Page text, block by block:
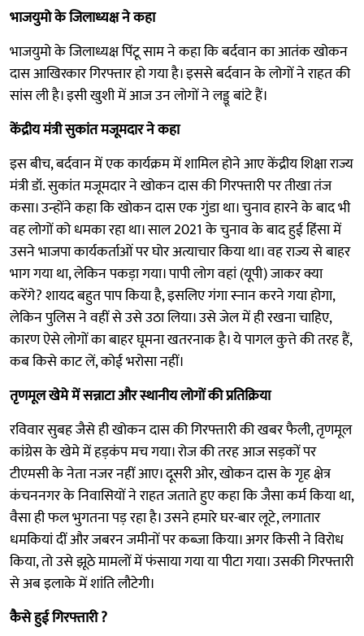
भाजयुमो के जिलाध्यक्ष ने कहा
भाजयुमो के जिलाध्यक्ष पिंटू साम ने कहा कि बर्दवान का आतंक खोकन
दास आखिरकार गिरफ्तार हो गया है। इससे बर्दवान के लोगों ने राहत की
सांस ली है। इसी खुशी में आज उन लोगों ने लड्डू बांटे हैं।
केंद्रीय मंत्री सुकांत मजूमदार ने कहा
इस बीच, बर्दवान में एक कार्यक्रम में शामिल होने आए केंद्रीय शिक्षा राज्य
मंत्री डॉ. सुकांत मजूमदार ने खोकन दास की गिरफ्तारी पर तीखा तंज
कसा। उन्होंने कहा कि खोकन दास एक गुंडा था। चुनाव हारने के बाद भी
वह लोगों को धमका रहा था। साल 2021 के चुनाव के बाद हुई हिंसा में
उसने भाजपा कार्यकर्ताओं पर घोर अत्याचार किया था। वह राज्य से बाहर
भाग गया था, लेकिन पकड़ा गया। पापी लोग वहां (यूपी) जाकर क्या
करेंगे? शायद बहुत पाप किया है, इसलिए गंगा स्नान करने गया होगा,
लेकिन पुलिस ने वहीं से उसे उठा लिया। उसे जेल में ही रखना चाहिए,
कारण ऐसे लोगों का बाहर घूमना खतरनाक है। ये पागल कुत्ते की तरह हैं,
कब किसे काट लें, कोई भरोसा नहीं।
तृणमूल खेमे में सन्नाटा और स्थानीय लोगों की प्रतिक्रिया
रविवार सुबह जैसे ही खोकन दास की गिरफ्तारी की खबर फैली, तृणमूल
कांग्रेस के खेमे में हड़कंप मच गया। रोज की तरह आज सड़कों पर
टीएमसी के नेता नजर नहीं आए। दूसरी ओर, खोकन दास के गृह क्षेत्र
कंचननगर के निवासियों ने राहत जताते हुए कहा कि जैसा कर्म किया था,
वैसा ही फल भुगतना पड़ रहा है। उसने हमारे घर-बार लूटे, लगातार
धमकियां दीं और जबरन जमीनों पर कब्जा किया। अगर किसी ने विरोध
किया, तो उसे झूठे मामलों में फंसाया गया या पीटा गया। उसकी गिरफ्तारी
से अब इलाके में शांति लौटेगी।
कैसे हुई गिरफ्तारी ?